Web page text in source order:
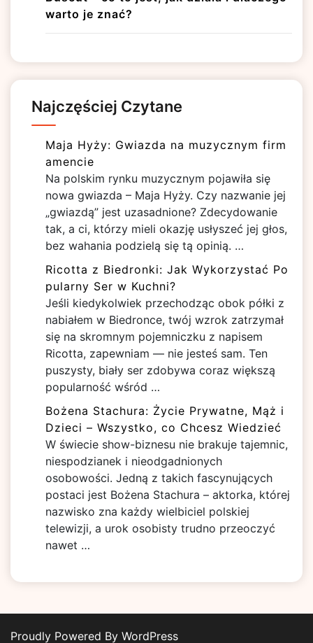
warto je znać?
Najczęściej Czytane
Maja Hyży: Gwiazda na muzycznym firm
amencie
Na polskim rynku muzycznym pojawiła się
nowa gwiazda – Maja Hyży. Czy nazwanie jej
„gwiazdą” jest uzasadnione? Zdecydowanie
tak, a ci, którzy mieli okazję usłyszeć jej głos,
bez wahania podzielą się tą opinią. …
Ricotta z Biedronki: Jak Wykorzystać Po
pularny Ser w Kuchni?
Jeśli kiedykolwiek przechodząc obok półki z
nabiałem w Biedronce, twój wzrok zatrzymał
się na skromnym pojemniczku z napisem
Ricotta, zapewniam — nie jesteś sam. Ten
puszysty, biały ser zdobywa coraz większą
popularność wśród …
Bożena Stachura: Życie Prywatne, Mąż i
Dzieci – Wszystko, co Chcesz Wiedzieć
W świecie show-biznesu nie brakuje tajemnic,
niespodzianek i nieodgadnionych
osobowości. Jedną z takich fascynujących
postaci jest Bożena Stachura – aktorka, której
nazwisko zna każdy wielbiciel polskiej
telewizji, a urok osobisty trudno przeoczyć
nawet …
Proudly Powered By WordPress